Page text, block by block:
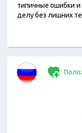
типичные ошибки и
делу без лишних